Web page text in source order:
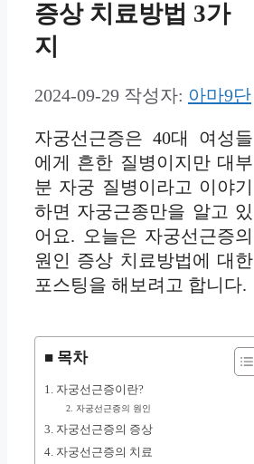
증상 치료방법 3가
지
2024-09-29 작성자: 아마9단
자궁선근증은 40대 여성들
에게 흔한 질병이지만 대부
분 자궁 질병이라고 이야기
하면 자궁근종만을 알고 있
어요. 오늘은 자궁선근증의
원인 증상 치료방법에 대한
포스팅을 해보려고 합니다.
■ 목차
1. 자궁선근증이란?
2. 자궁선근증의 원인
3. 자궁선근증의 증상
4. 자궁선근증의 치료